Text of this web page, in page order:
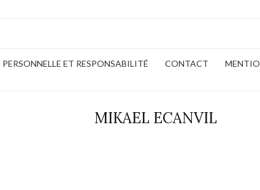
PERSONNELLE ET RESPONSABILITÉ CONTACT
MIKAEL ECANVIL